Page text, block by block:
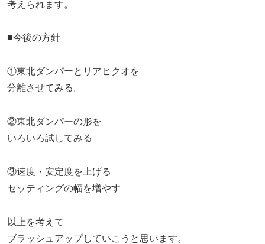
考えられます。
■今後の方針
①東北ダンパーとリアヒクオを
分離させてみる。
②東北ダンパーの形を
いろいろ試してみる
③速度・安定度を上げる
セッティングの幅を増やす
以上を考えて
ブラッシュアップしていこうと思います。